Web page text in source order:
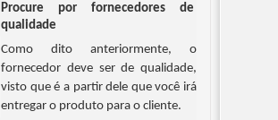
Procure por fornecedores de
qualidade
Como dito anteriormente, o
fornecedor deve ser de qualidade,
visto que é a partir dele que você irá
entregar o produto para o cliente.